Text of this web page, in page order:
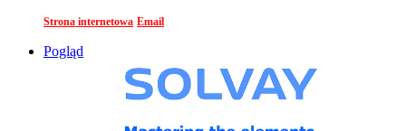
Strona internetowa Email
Pogląd